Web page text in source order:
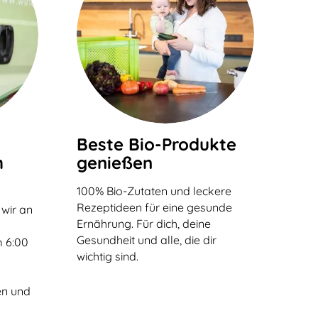
an
6:00
und
Beste Bio-Produkte
genießen
100% Bio-Zutaten und leckere
Rezeptideen für eine gesunde
Ernährung. Für dich, deine
Gesundheit und alle, die dir
wichtig sind.